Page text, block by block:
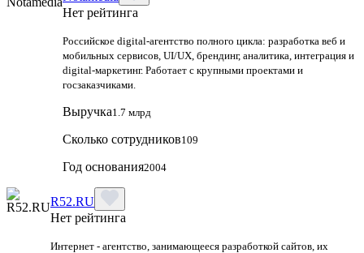
Нет рейтинга
Российское digital-агентство полного цикла: разработка веб и
мобильных сервисов, UI/UX, брендинг, аналитика, интеграция и
digital-маркетинг. Работает с крупными проектами и
госзаказчиками.
Выручка1.7 млрд
Сколько сотрудников109
Год основания2004
R52.RU
Нет рейтинга
Интернет - агентство, занимающееся разработкой сайтов, их